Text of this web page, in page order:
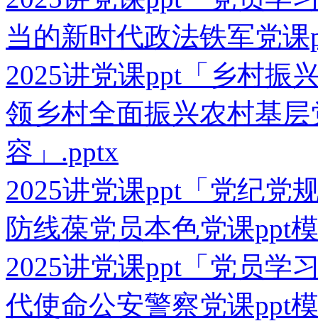
当的新时代政法铁军党
2025讲党课ppt「乡村振
领乡村全面振兴农村基
容」.pptx
2025讲党课ppt「党纪党
防线葆党员本色党课ppt
2025讲党课ppt「党员学
代使命公安警察党课ppt